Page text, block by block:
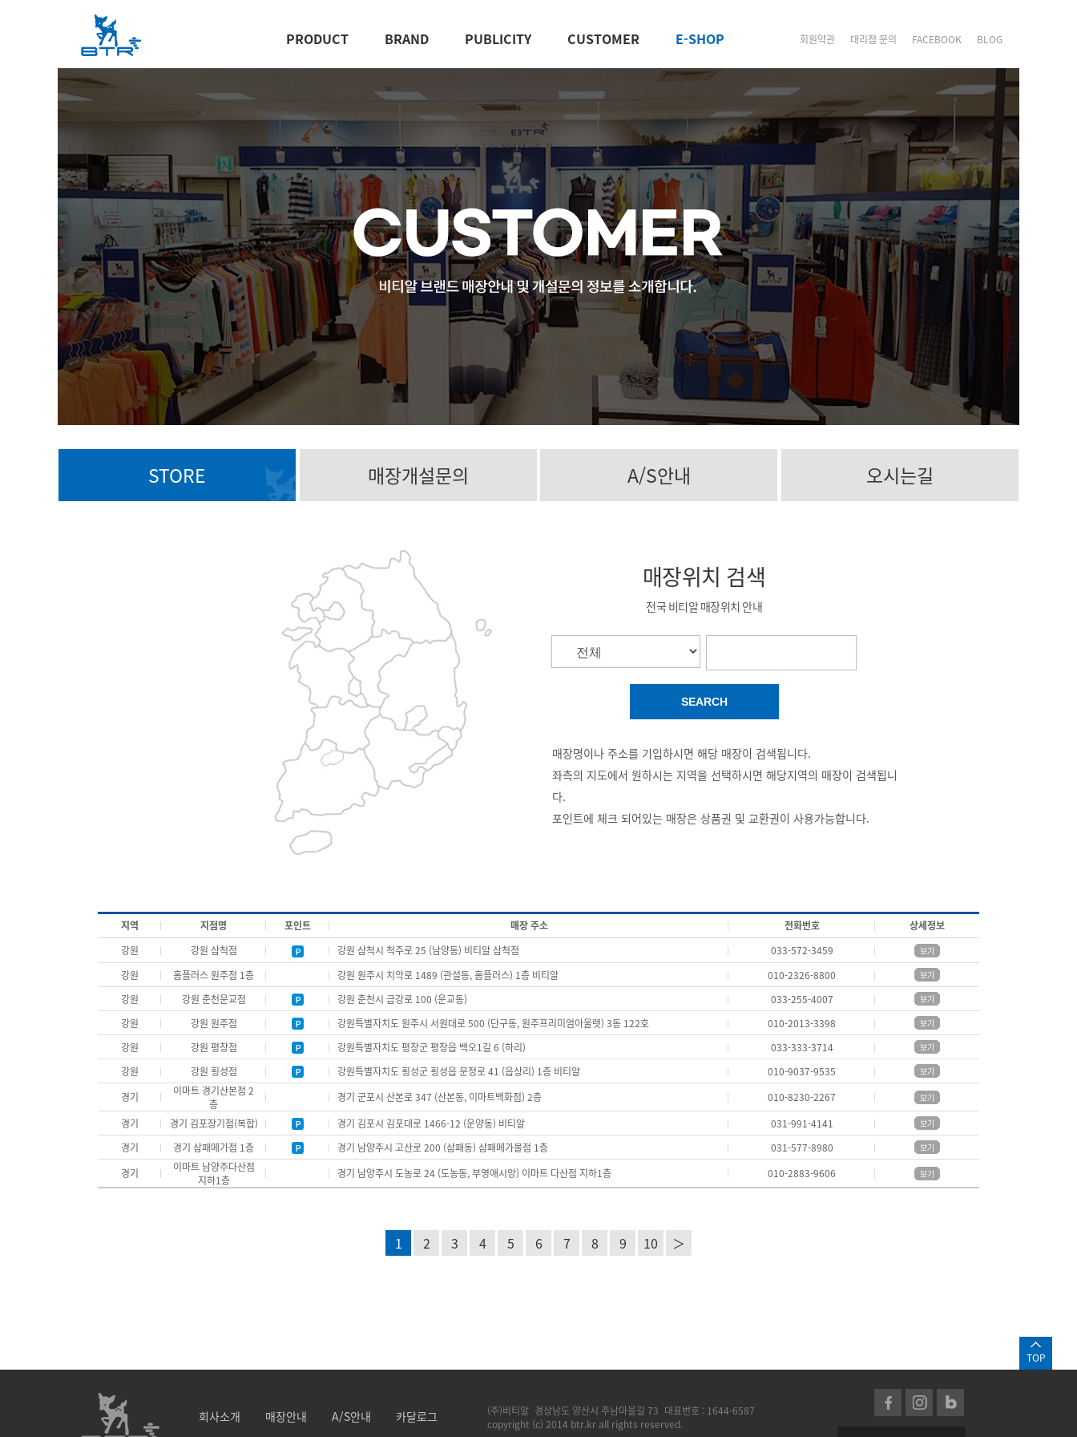
PRODUCT BRAND PUBLICITY CUSTOMER E-SHOP 회원약관 대리점 문의 FACEBOOK BLOG
STORE 매장개설문의 A/S안내 오시는길
매장위치 검색
전국 비티알 매장위치 안내
SEARCH
매장명이나 주소를 기입하시면 해당 매장이 검색됩니다.
좌측의 지도에서 원하시는 지역을 선택하시면 해당지역의 매장이 검색됩니
다.
포인트에 체크 되어있는 매장은 상품권 및 교환권이 사용가능합니다.
지역 지점명 포인트 매장 주소 전화번호
상세정보
강원
강원 삼척점 강원 삼척시 척주로 25 (남양동) 비티알 삼척점 033-572-3459 보기
강원 홈플러스 원주점 1층 강원 원주시 치악로 1489 (관설동, 홈플러스) 1층 비티알 010-2326-8800 보기
강원 강원 춘천운교점 강원 춘천시 금강로 100 (운교동) 033-255-4007 보기
강원 강원 원주점 강원특별자치도 원주시 서원대로 500 (단구동, 원주프리미엄아울렛) 3동 122호 010-2013-3398 보기
강원 강원 평창점 강원특별자치도 평창군 평창읍 백오1길 6 (하리) 033-333-3714 보기
강원 강원 횡성점 강원특별자치도 횡성군 횡성읍 문정로 41 (읍상리) 1층 비티알 010-9037-9535 보기
경기
이마트 경기산본점 2
층
경기 군포시 산본로 347 (산본동, 이마트백화점) 2층 010-8230-2267 보기
경기 경기 김포장기점(복합) 경기 김포시 김포대로 1466-12 (운양동) 비티알 031-991-4141 보기
경기 경기 삼패메가점 1층 경기 남양주시 고산로 200 (삼패동) 삼패메가몰점 1층 031-577-8980 보기
경기
이마트 남양주다산점
지하1층
경기 남양주시 도농로 24 (도농동, 부영애시앙) 이마트 다산점 지하1층 010-2883-9606 보기
1 2 3 4 5 6 7 8 9 10 ＞
TOP
회사소개 매장안내 A/S안내 카달로그 (주)비티알 경상남도 양산시 주남마을길 73 대표번호 : 1644-6587
copyright (c) 2014 btr.kr all rights reserved.